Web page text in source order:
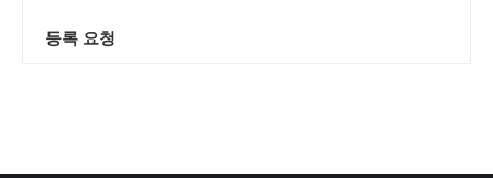
등록 요청